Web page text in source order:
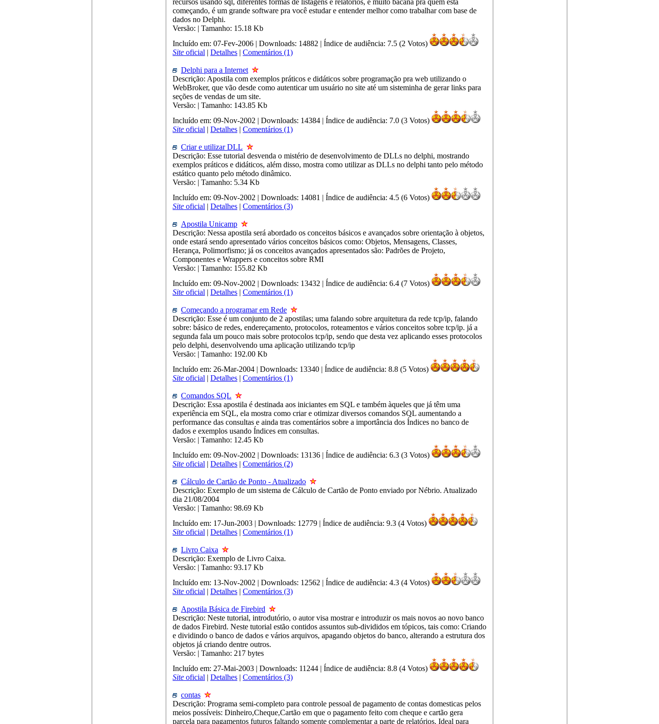
recursos usando sql, diferentes formas de listagens e relatorios, é muito bacana pra quem esta
começando, é um grande software pra você estudar e entender melhor como trabalhar com base de
dados no Delphi.
Versão: | Tamanho: 15.18 Kb
Incluído em: 07-Fev-2006 | Downloads: 14882 | Índice de audiência: 7.5 (2 Votos)
Site oficial | Detalhes | Comentários (1)
Delphi para a Internet
Descrição: Apostila com exemplos práticos e didáticos sobre programação pra web utilizando o
WebBroker, que vão desde como autenticar um usuário no site até um sisteminha de gerar links para
seções de vendas de um site.
Versão: | Tamanho: 143.85 Kb
Incluído em: 09-Nov-2002 | Downloads: 14384 | Índice de audiência: 7.0 (3 Votos)
Site oficial | Detalhes | Comentários (1)
Criar e utilizar DLL
Descrição: Esse tutorial desvenda o mistério de desenvolvimento de DLLs no delphi, mostrando
exemplos práticos e didáticos, além disso, mostra como utilizar as DLLs no delphi tanto pelo método
estático quanto pelo método dinâmico.
Versão: | Tamanho: 5.34 Kb
Incluído em: 09-Nov-2002 | Downloads: 14081 | Índice de audiência: 4.5 (6 Votos)
Site oficial | Detalhes | Comentários (3)
Apostila Unicamp
Descrição: Nessa apostila será abordado os conceitos básicos e avançados sobre orientação à objetos,
onde estará sendo apresentado vários conceitos básicos como: Objetos, Mensagens, Classes,
Herança, Polimorfismo; já os conceitos avançados apresentados são: Padrões de Projeto,
Componentes e Wrappers e conceitos sobre RMI
Versão: | Tamanho: 155.82 Kb
Incluído em: 09-Nov-2002 | Downloads: 13432 | Índice de audiência: 6.4 (7 Votos)
Site oficial | Detalhes | Comentários (1)
Começando a programar em Rede
Descrição: Esse é um conjunto de 2 apostilas; uma falando sobre arquitetura da rede tcp/ip, falando
sobre: básico de redes, endereçamento, protocolos, roteamentos e vários conceitos sobre tcp/ip. já a
segunda fala um pouco mais sobre protocolos tcp/ip, sendo que desta vez aplicando esses protocolos
pelo delphi, desenvolvendo uma aplicação utilizando tcp/ip
Versão: | Tamanho: 192.00 Kb
Incluído em: 26-Mar-2004 | Downloads: 13340 | Índice de audiência: 8.8 (5 Votos)
Site oficial | Detalhes | Comentários (1)
Comandos SQL
Descrição: Essa apostila é destinada aos iniciantes em SQL e também àqueles que já têm uma
experiência em SQL, ela mostra como criar e otimizar diversos comandos SQL aumentando a
performance das consultas e ainda tras comentários sobre a importância dos Índices no banco de
dados e exemplos usando Índices em consultas.
Versão: | Tamanho: 12.45 Kb
Incluído em: 09-Nov-2002 | Downloads: 13136 | Índice de audiência: 6.3 (3 Votos)
Site oficial | Detalhes | Comentários (2)
Cálculo de Cartão de Ponto - Atualizado
Descrição: Exemplo de um sistema de Cálculo de Cartão de Ponto enviado por Nébrio. Atualizado
dia 21/08/2004
Versão: | Tamanho: 98.69 Kb
Incluído em: 17-Jun-2003 | Downloads: 12779 | Índice de audiência: 9.3 (4 Votos)
Site oficial | Detalhes | Comentários (1)
Livro Caixa
Descrição: Exemplo de Livro Caixa.
Versão: | Tamanho: 93.17 Kb
Incluído em: 13-Nov-2002 | Downloads: 12562 | Índice de audiência: 4.3 (4 Votos)
Site oficial | Detalhes | Comentários (3)
Apostila Básica de Firebird
Descrição: Neste tutorial, introdutório, o autor visa mostrar e introduzir os mais novos ao novo banco
de dados Firebird. Neste tutorial estão contidos assuntos sub-divididos em tópicos, tais como: Criando
e dividindo o banco de dados e vários arquivos, apagando objetos do banco, alterando a estrutura dos
objetos já criando dentre outros.
Versão: | Tamanho: 217 bytes
Incluído em: 27-Mai-2003 | Downloads: 11244 | Índice de audiência: 8.8 (4 Votos)
Site oficial | Detalhes | Comentários (3)
contas
Descrição: Programa semi-completo para controle pessoal de pagamento de contas domesticas pelos
meios possíveis: Dinheiro,Cheque,Cartão em que o pagamento feito com cheque e cartão gera
parcela para pagamentos futuros faltando somente complementar a parte de relatórios. Ideal para